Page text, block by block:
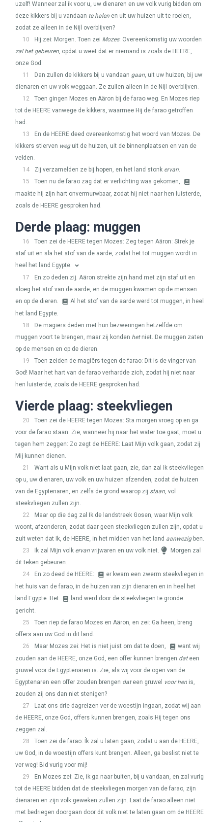
uzelf! Wanneer zal ik voor u, uw dienaren en uw volk vurig bidden om
deze kikkers bij u vandaan te halen en uit uw huizen uit te roeien,
zodat ze alleen in de Nijl overblijven?
10
Hij zei: Morgen. Toen zei Mozes: Overeenkomstig uw woorden
zal het gebeuren, opdat u weet dat er niemand is zoals de HEERE,
onze God.
11
Dan zullen de kikkers bij u vandaan gaan, uit uw huizen, bij uw
dienaren en uw volk weggaan. Ze zullen alleen in de Nijl overblijven.
12
Toen gingen Mozes en Aäron bij de farao weg. En Mozes riep
tot de HEERE vanwege de kikkers, waarmee Hij de farao getroffen
had.
13
En de HEERE deed overeenkomstig het woord van Mozes. De
kikkers stierven weguit de huizen, uit de binnenplaatsen en van de
velden.
14
Zij verzamelden ze bij hopen, en het land stonk ervan.
15
Toen nu de farao zag dat er verlichting was gekomen,
maakte hij zijn hart onvermurwbaar, zodat hij niet naar hen luisterde,
zoals de HEERE gesproken had.
Derde plaag: muggen
16 Toen zei de HEEREtegen Mozes: Zeg tegen Aäron: Strek je
staf uit en sla het stof van de aarde, zodat het tot muggen wordt in
heel het land Egypte.
17
En zo deden zij. Aäron strekte zijn hand met zijn staf uit en
sloeg het stof van de aarde, en de muggen kwamen op de mensen
en op de dieren.
Al het stof van de aarde werd tot muggen, in heel
het land Egypte.
18
De magiërs deden met hun bezweringen hetzelfde om
muggen voort te brengen, maar zij konden hetniet. De muggen zaten
op de mensen en op de dieren.
19
Toen zeiden de magiërs tegen de farao: Dit is de vinger van
God! Maar het hart van de farao verhardde zich, zodat hij niet naar
hen luisterde, zoals de HEERE gesproken had.
Vierde plaag: steekvliegen
20 Toen zei de HEEREtegen Mozes: Sta morgen vroeg op en ga
voor de farao staan. Zie, wanneer hij naar het water toe gaat, moet u
tegen hem zeggen: Zo zegt de HEERE: Laat Mijn volk gaan, zodat zij
Mij kunnen dienen.
21
Want als u Mijn volk niet laat gaan, zie, dan zal Ik steekvliegen
op u, uw dienaren, uw volk en uw huizen afzenden, zodat de huizen
van de Egyptenaren, en zelfs de grond waarop zij staan, vol
steekvliegen zullen zijn.
22
Maar op die dag zal Ik de landstreek Gosen, waar Mijn volk
woont, afzonderen, zodat daar geen steekvliegen zullen zijn, opdat u
zult weten dat Ik, de HEERE, in het midden van het land aanwezigben.
23
Ik zal Mijn volk ervan vrijwaren en uw volk niet.
Morgen zal
dit teken gebeuren.
24
En zo deed de HEERE:
er kwam een zwerm steekvliegen in
het huis van de farao, in de huizen van zijn dienaren en in heel het
land Egypte. Het
land werd door de steekvliegen te gronde
gericht.
25
Toen riep de farao Mozes en Aäron, en zei: Ga heen, breng
offers aan uw God in dit land.
26
Maar Mozes zei: Het is niet juist om dat te doen,
want wij
zouden aan de HEERE, onze God, een offer kunnen brengen dateen
gruwel voor de Egyptenaren is. Zie, als wij voor de ogen van de
Egyptenaren een offer zouden brengen dateen gruwel voor hen is,
zouden zij ons dan niet stenigen?
27
Laat ons drie dagreizen ver de woestijn ingaan, zodat wij aan
de HEERE, onze God, offers kunnen brengen, zoals Hij tegen ons
zeggen zal.
28
Toen zei de farao: Ík zal u laten gaan, zodat u aan de HEERE,
uw God, in de woestijn offers kunt brengen. Alleen, ga beslist niet te
ver weg! Bid vurig voor mij!
29
En Mozes zei: Zie, ik ga naar buiten, bij u vandaan, en zal vurig
tot de HEERE bidden dat de steekvliegen morgen van de farao, zijn
dienaren en zijn volk geweken zullen zijn. Laat de farao alleen niet
met bedriegen doorgaan door dit volk niet te laten gaan om de HEERE